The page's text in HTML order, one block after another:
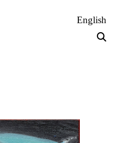
English